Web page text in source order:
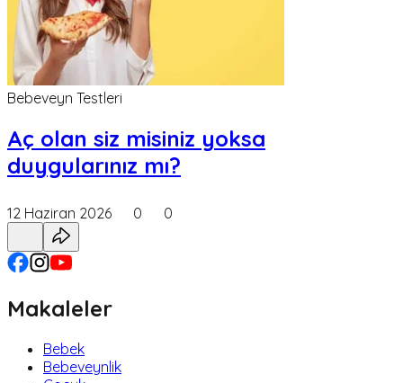
Bebeveyn Testleri
Aç olan siz misiniz yoksa
duygularınız mı?
12 Haziran 2026 0 0
Makaleler
Bebek
Bebeveynlik